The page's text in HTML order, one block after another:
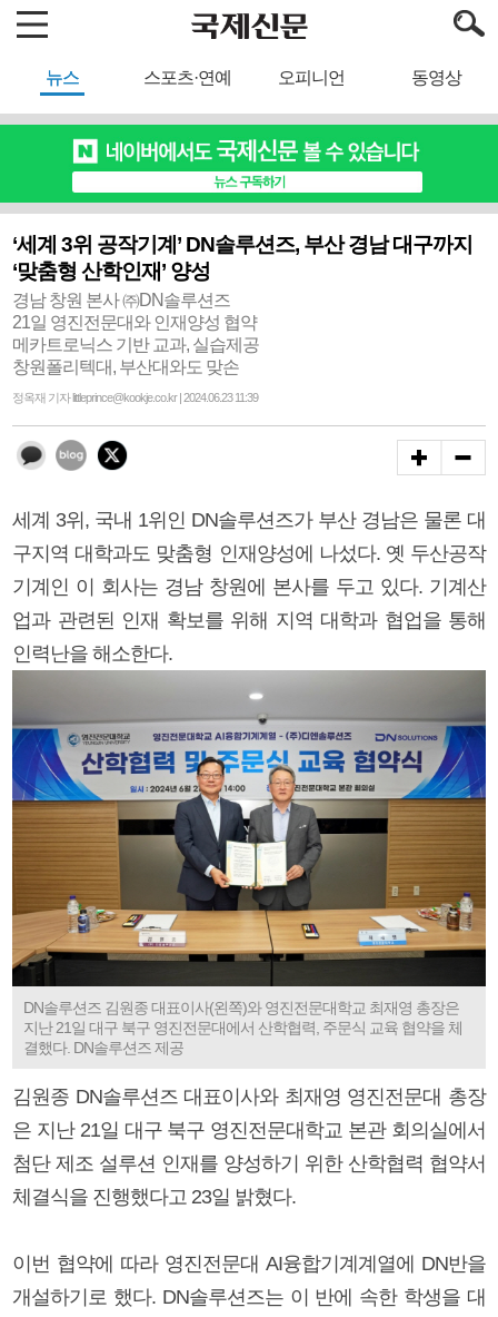
뉴스 스포츠·연예 오피니언 동영상
‘세계 3위 공작기계’ DN솔루션즈, 부산 경남 대구까지
‘맞춤형 산학인재’ 양성
경남 창원 본사 ㈜DN솔루션즈
21일 영진전문대와 인재양성 협약
메카트로닉스 기반 교과, 실습제공
창원폴리텍대, 부산대와도 맞손
정옥재 기자 littleprince@kookje.co.kr | 2024.06.23 11:39
세계 3위, 국내 1위인 DN솔루션즈가 부산 경남은 물론 대
구지역 대학과도 맞춤형 인재양성에 나섰다. 옛 두산공작
기계인 이 회사는 경남 창원에 본사를 두고 있다. 기계산
업과 관련된 인재 확보를 위해 지역 대학과 협업을 통해
인력난을 해소한다.
DN솔루션즈 김원종 대표이사(왼쪽)와 영진전문대학교 최재영 총장은
지난 21일 대구 북구 영진전문대에서 산학협력, 주문식 교육 협약을 체
결했다. DN솔루션즈 제공
김원종 DN솔루션즈 대표이사와 최재영 영진전문대 총장
은 지난 21일 대구 북구 영진전문대학교 본관 회의실에서
첨단 제조 설루션 인재를 양성하기 위한 산학협력 협약서
체결식을 진행했다고 23일 밝혔다.
이번 협약에 따라 영진전문대 AI융합기계계열에 DN반을
개설하기로 했다. DN솔루션즈는 이 반에 속한 학생을 대